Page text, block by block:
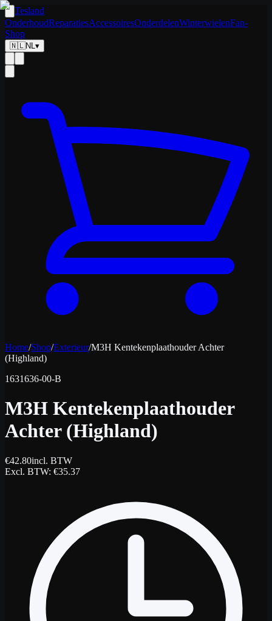
Tesland
OnderhoudReparatiesAccessoiresOnderdelenWinterwielenFan-
Shop
🇳🇱NL▾
Home/Shop/Exterieur/M3H Kentekenplaathouder Achter
(Highland)
1631636-00-B
M3H Kentekenplaathouder
Achter (Highland)
€42.80incl. BTW
Excl. BTW: €35.37